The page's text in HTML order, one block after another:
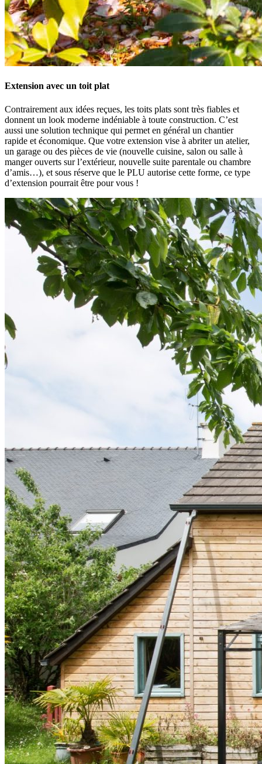
Extension avec un toit plat
Contrairement aux idées reçues, les toits plats sont très fiables et
donnent un look moderne indéniable à toute construction. C’est
aussi une solution technique qui permet en général un chantier
rapide et économique. Que votre extension vise à abriter un atelier,
un garage ou des pièces de vie (nouvelle cuisine, salon ou salle à
manger ouverts sur l’extérieur, nouvelle suite parentale ou chambre
d’amis…), et sous réserve que le PLU autorise cette forme, ce type
d’extension pourrait être pour vous !